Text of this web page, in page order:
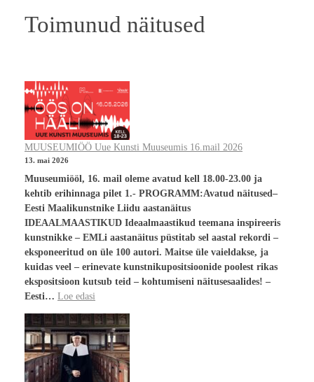
Toimunud näitused
MUUSEUMIÖÖ Uue Kunsti Muuseumis 16.mail 2026
13. mai 2026
Muuseumiööl, 16. mail oleme avatud kell 18.00-23.00 ja
kehtib erihinnaga pilet 1.- PROGRAMM:Avatud näitused–
Eesti Maalikunstnike Liidu aastanäitus
IDEAALMAASTIKUD Ideaalmaastikud teemana inspireeris
kunstnikke – EMLi aastanäitus püstitab sel aastal rekordi –
eksponeeritud on üle 100 autori. Maitse üle vaieldakse, ja
kuidas veel – erinevate kunstnikupositsioonide poolest rikas
ekspositsioon kutsub teid – kohtumiseni näitusesaalides! –
Eesti… Loe edasi